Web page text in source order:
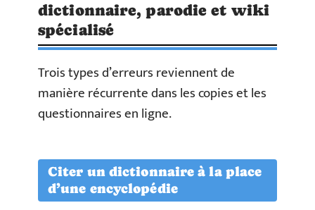
dictionnaire, parodie et wiki
spécialisé
Trois types d’erreurs reviennent de
manière récurrente dans les copies et les
questionnaires en ligne.
Citer un dictionnaire à la place
d’une encyclopédie